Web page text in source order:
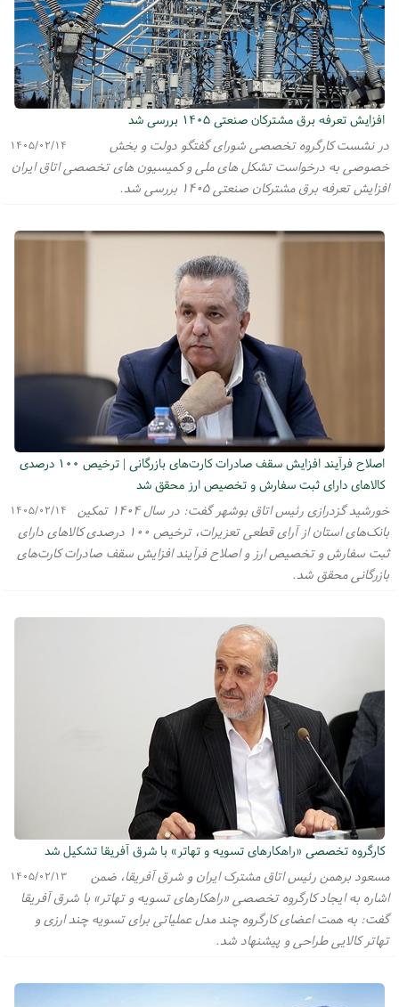
افزایش تعرفه برق مشترکان صنعتی ۱۴۰۵ بررسی شد
۱۴۰۵/۰۲/۱۴
در نشست کارگروه تخصصی شورای گفتگو دولت و بخش
خصوصی به درخواست تشکل های ملی و کمیسیون های تخصصی اتاق ایران
افزایش تعرفه برق مشترکان صنعتی ۱۴۰۵ بررسی شد.
اصلاح فرآیند افزایش سقف صادرات کارت‌های بازرگانی | ترخیص ۱۰۰ درصدی
کالاهای دارای ثبت سفارش و تخصیص ارز محقق شد
۱۴۰۵/۰۲/۱۴
خورشید گزدرازی رئیس اتاق بوشهر گفت: در سال ۱۴۰۴ تمکین
بانک‌های استان از آرای قطعی تعزیرات، ترخیص ۱۰۰ درصدی کالاهای دارای
ثبت سفارش و تخصیص ارز و اصلاح فرآیند افزایش سقف صادرات کارت‌های
بازرگانی محقق شد.
کارگروه تخصصی «راهکارهای تسویه و تهاتر» با شرق آفریقا تشکیل شد
۱۴۰۵/۰۲/۱۳
مسعود برهمن رئیس اتاق مشترک ایران و شرق آفریقا، ضمن
اشاره به ایجاد کارگروه تخصصی «راهکارهای تسویه و تهاتر» با شرق آفریقا
گفت: به همت اعضای کارگروه چند مدل عملیاتی برای تسویه چند ارزی و
تهاتر کالایی طراحی و پیشنهاد شد.